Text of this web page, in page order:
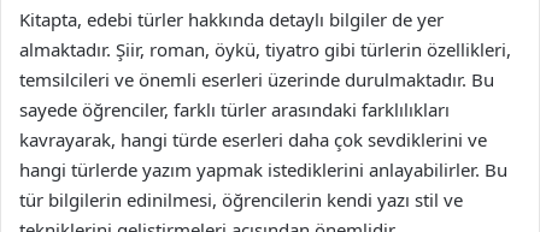
Kitapta, edebi türler hakkında detaylı bilgiler de yer
almaktadır. Şiir, roman, öykü, tiyatro gibi türlerin özellikleri,
temsilcileri ve önemli eserleri üzerinde durulmaktadır. Bu
sayede öğrenciler, farklı türler arasındaki farklılıkları
kavrayarak, hangi türde eserleri daha çok sevdiklerini ve
hangi türlerde yazım yapmak istediklerini anlayabilirler. Bu
tür bilgilerin edinilmesi, öğrencilerin kendi yazı stil ve